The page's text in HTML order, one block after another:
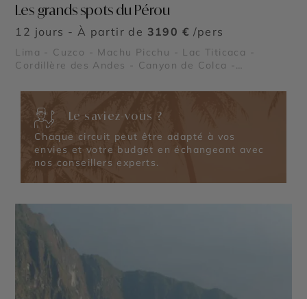
Les grands spots du Pérou
12 jours - À partir de 3190 € /pers
Lima - Cuzco - Machu Picchu - Lac Titicaca -
Cordillère des Andes - Canyon de Colca -
Le saviez-vous ?
Chaque circuit peut être adapté à vos
envies et votre budget en échangeant avec
nos conseillers experts.